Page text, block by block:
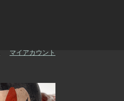
マイアカウント